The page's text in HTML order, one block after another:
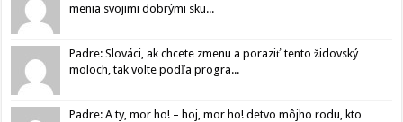
menia svojimi dobrými sku...
Padre: Slováci, ak chcete zmenu a poraziť tento židovský
moloch, tak volte podľa progra...
Padre: A ty, mor ho! – hoj, mor ho! detvo môjho rodu, kto